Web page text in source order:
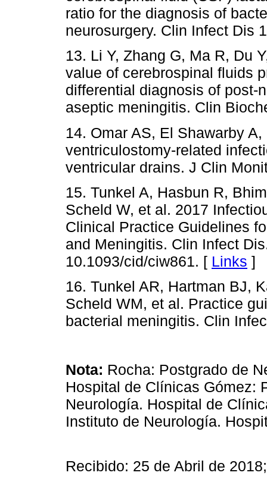
ratio for the diagnosis of
neurosurgery. Clin Infect Dis
13. Li Y, Zhang G, Ma R, Du
value of cerebrospinal fluids
differential diagnosis of post-
aseptic meningitis. Clin
14. Omar AS, El Shawarby
ventriculostomy-related
ventricular drains. J Clin
15. Tunkel A, Hasbun R,
Scheld W, et al. 2017
Clinical Practice Guidelines
and Meningitis. Clin Infect
10.1093/cid/ciw861. [ Links ]
16. Tunkel AR, Hartman BJ,
Scheld WM, et al. Practice
bacterial meningitis. Clin
Nota: Rocha: Postgrado de
Hospital de Clínicas Gómez:
Neurología. Hospital de
Instituto de Neurología.
Recibido: 25 de Abril de